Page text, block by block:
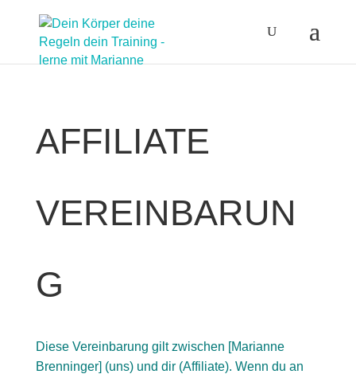
AFFILIATE
VEREINBARUN
G
Diese Vereinbarung gilt zwischen [Marianne
Brenninger] (uns) und dir (Affiliate). Wenn du an